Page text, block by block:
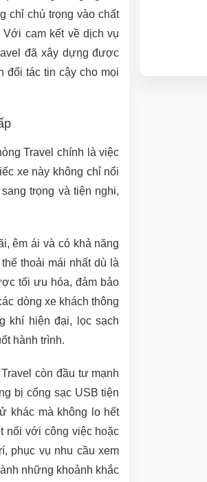
chỉ chú trọng vào chất
cam kết về dịch vụ
đã xây dựng được
đối tác tin cậy cho mọi
Travel chính là việc
xe này không chỉ nổi
trọng và tiện nghi,
êm ái và có khả năng
thoải mái nhất dù là
tối ưu hóa, đảm bảo
dòng xe khách thông
khí hiện đại, lọc sạch
hành trình.
còn đầu tư mạnh
bị cổng sạc USB tiện
khác mà không lo hết
nối với công việc hoặc
phục vụ nhu cầu xem
những khoảnh khắc